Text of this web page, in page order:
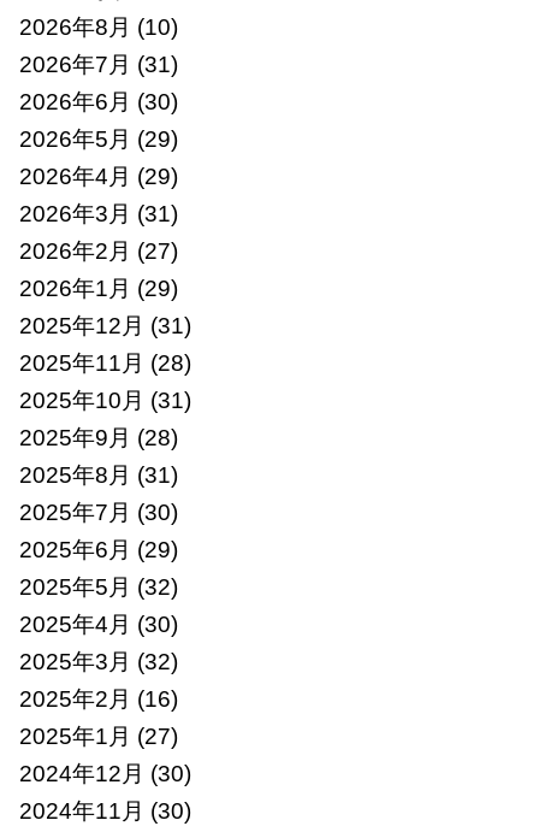
2026年8月 (10)
2026年7月 (31)
2026年6月 (30)
2026年5月 (29)
2026年4月 (29)
2026年3月 (31)
2026年2月 (27)
2026年1月 (29)
2025年12月 (31)
2025年11月 (28)
2025年10月 (31)
2025年9月 (28)
2025年8月 (31)
2025年7月 (30)
2025年6月 (29)
2025年5月 (32)
2025年4月 (30)
2025年3月 (32)
2025年2月 (16)
2025年1月 (27)
2024年12月 (30)
2024年11月 (30)